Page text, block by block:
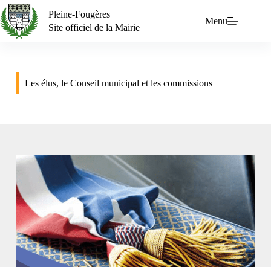
Pleine-Fougères
Site officiel de la Mairie
Menu
Les élus, le Conseil municipal et les commissions